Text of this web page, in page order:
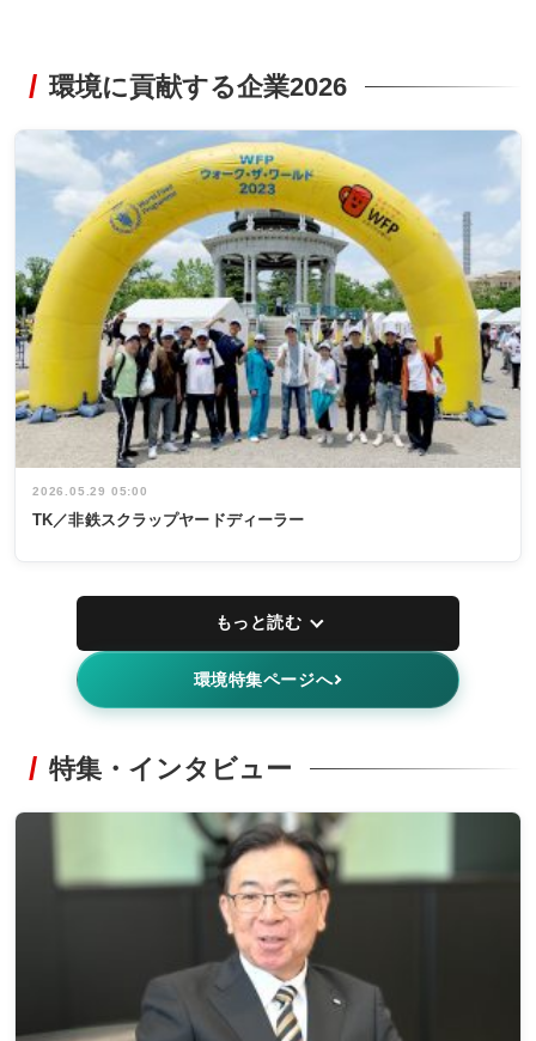
環境に貢献する企業2026
2026.05.29 05:00
TK／非鉄スクラップヤードディーラー
もっと読む
環境特集ページへ
特集・インタビュー